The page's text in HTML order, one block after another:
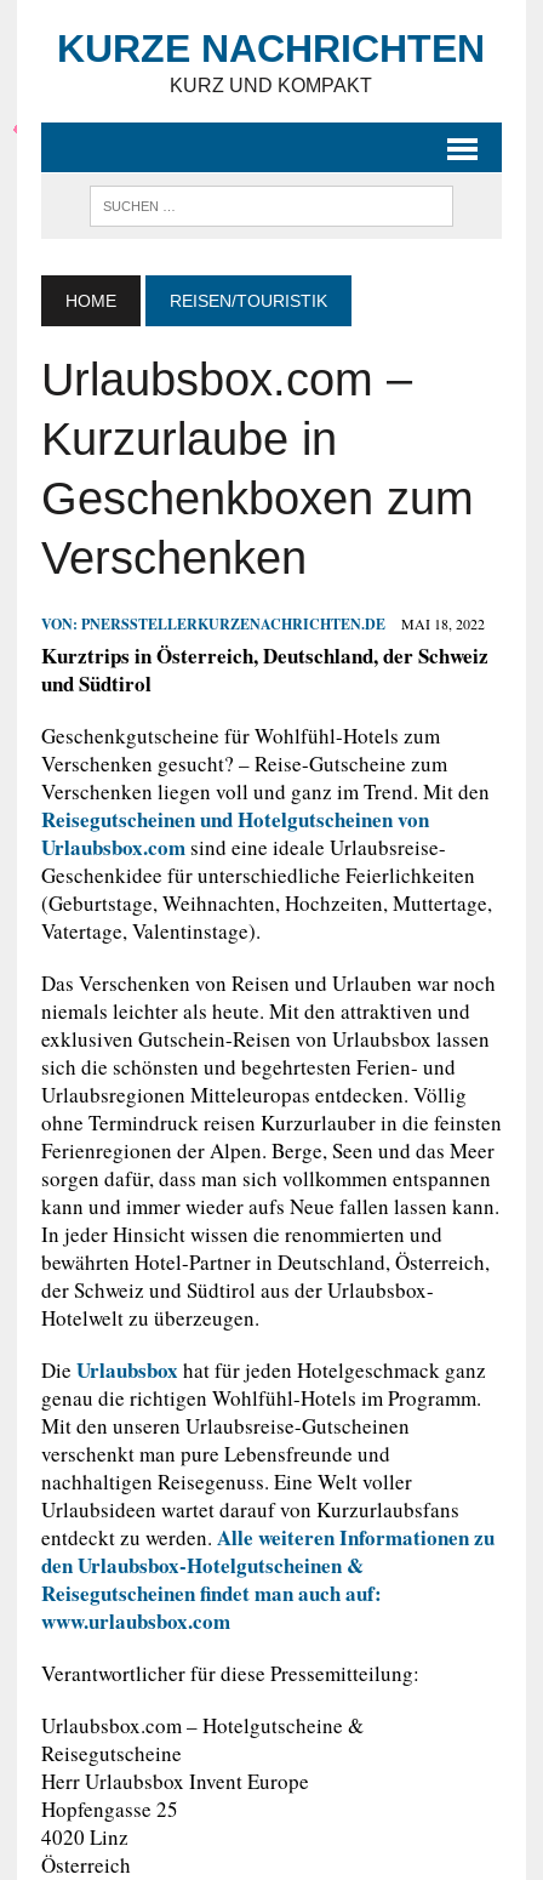
KURZE NACHRICHTEN
KURZ UND KOMPAKT
HOME REISEN/TOURISTIK
Urlaubsbox.com –
Kurzurlaube in
Geschenkboxen zum
Verschenken
VON: PNERSSTELLERKURZENACHRICHTEN.DE MAI 18, 2022
Kurztrips in Österreich, Deutschland, der Schweiz
und Südtirol
Geschenkgutscheine für Wohlfühl-Hotels zum
Verschenken gesucht? – Reise-Gutscheine zum
Verschenken liegen voll und ganz im Trend. Mit den
Reisegutscheinen und Hotelgutscheinen von
Urlaubsbox.comsind eine ideale Urlaubsreise-
Geschenkidee für unterschiedliche Feierlichkeiten
(Geburtstage, Weihnachten, Hochzeiten, Muttertage,
Vatertage, Valentinstage).
Das Verschenken von Reisen und Urlauben war noch
niemals leichter als heute. Mit den attraktiven und
exklusiven Gutschein-Reisen von Urlaubsbox lassen
sich die schönsten und begehrtesten Ferien- und
Urlaubsregionen Mitteleuropas entdecken. Völlig
ohne Termindruck reisen Kurzurlauber in die feinsten
Ferienregionen der Alpen. Berge, Seen und das Meer
sorgen dafür, dass man sich vollkommen entspannen
kann und immer wieder aufs Neue fallen lassen kann.
In jeder Hinsicht wissen die renommierten und
bewährten Hotel-Partner in Deutschland, Österreich,
der Schweiz und Südtirol aus der Urlaubsbox-
Hotelwelt zu überzeugen.
Die Urlaubsboxhat für jeden Hotelgeschmack ganz
genau die richtigen Wohlfühl-Hotels im Programm.
Mit den unseren Urlaubsreise-Gutscheinen
verschenkt man pure Lebensfreunde und
nachhaltigen Reisegenuss. Eine Welt voller
Urlaubsideen wartet darauf von Kurzurlaubsfans
entdeckt zu werden. Alle weiteren Informationen zu
den Urlaubsbox-Hotelgutscheinen &
Reisegutscheinen findet man auch auf:
www.urlaubsbox.com
Verantwortlicher für diese Pressemitteilung:
Urlaubsbox.com – Hotelgutscheine &
Reisegutscheine
Herr Urlaubsbox Invent Europe
Hopfengasse 25
4020 Linz
Österreich